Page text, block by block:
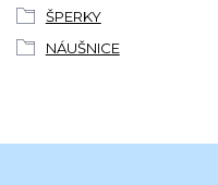
ŠPERKY
NÁUŠNICE